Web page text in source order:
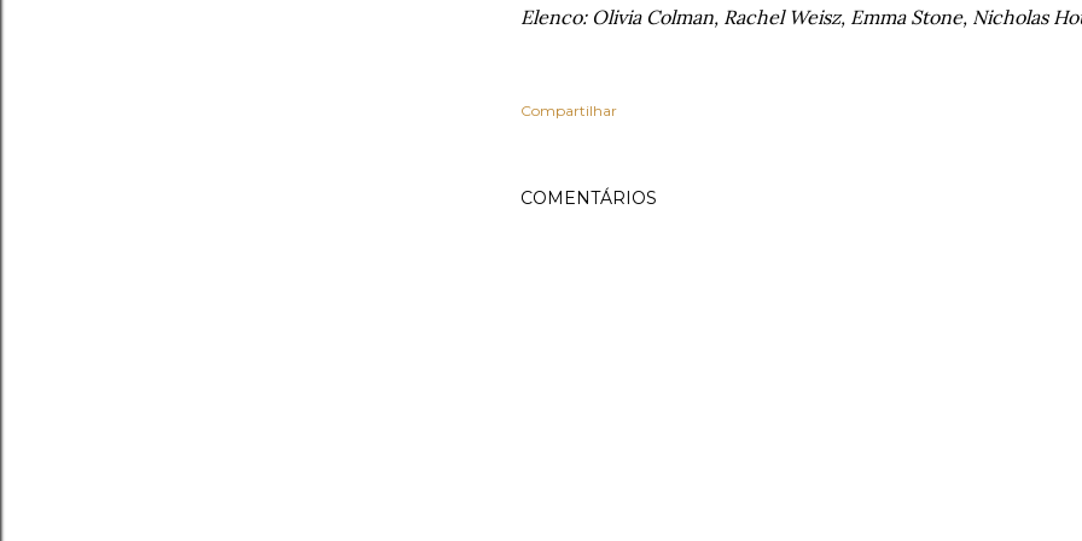
Elenco: Olivia Colman, Rachel Weisz, Emma Stone, Nicholas
Compartilhar
COMENTÁRIOS